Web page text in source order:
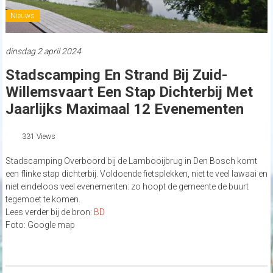
Nieuws
dinsdag 2 april 2024
Stadscamping En Strand Bij Zuid-
Willemsvaart Een Stap Dichterbij Met
Jaarlijks Maximaal 12 Evenementen
331 Views
Stadscamping Overboord bij de Lambooijbrug in Den Bosch komt
een flinke stap dichterbij. Voldoende fietsplekken, niet te veel lawaai en
niet eindeloos veel evenementen: zo hoopt de gemeente de buurt
tegemoet te komen.
Lees verder bij de bron: BD
Foto: Google map